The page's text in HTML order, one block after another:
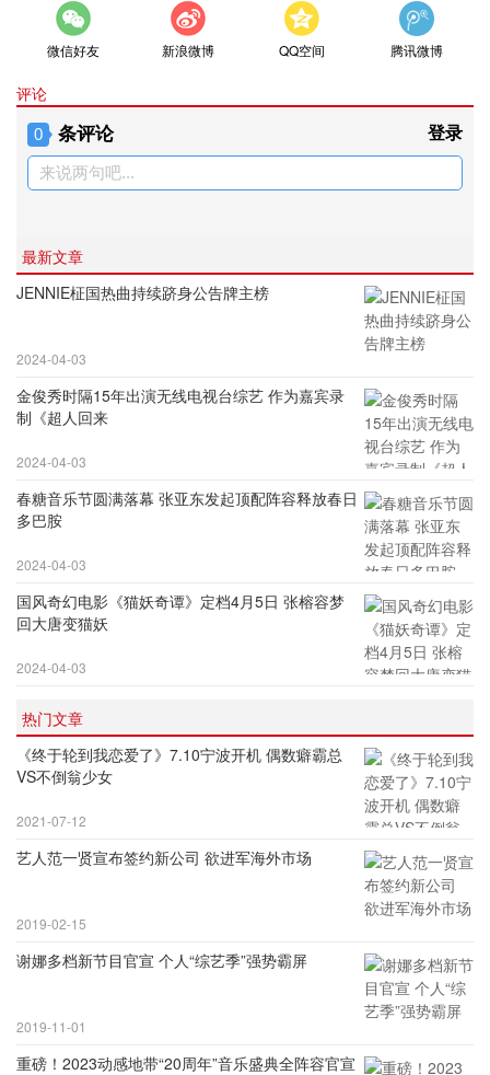
微信好友 新浪微博 QQ空间 腾讯微博
评论
0 条评论 登录
来说两句吧...
最新文章
JENNIE柾国热曲持续跻身公告牌主榜
2024-04-03
金俊秀时隔15年出演无线电视台综艺 作为嘉宾录
制《超人回来
2024-04-03
春糖音乐节圆满落幕 张亚东发起顶配阵容释放春日
多巴胺
2024-04-03
国风奇幻电影《猫妖奇谭》定档4月5日 张榕容梦
回大唐变猫妖
2024-04-03
热门文章
《终于轮到我恋爱了》7.10宁波开机 偶数癖霸总
VS不倒翁少女
2021-07-12
艺人范一贤宣布签约新公司 欲进军海外市场
2019-02-15
谢娜多档新节目官宣 个人“综艺季”强势霸屏
2019-11-01
重磅！2023动感地带“20周年”音乐盛典全阵容官宣